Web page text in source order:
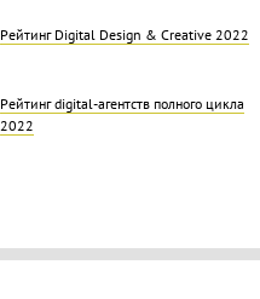
Рейтинг Digital Design & Creative 2022
Рейтинг digital-агентств полного цикла
2022